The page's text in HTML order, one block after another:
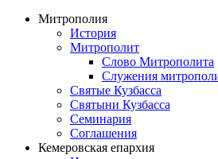
Митрополия
История
Митрополит
Слово Митрополита
Служения
Святые Кузбасса
Святыни Кузбасса
Семинария
Соглашения
Кемеровская епархия